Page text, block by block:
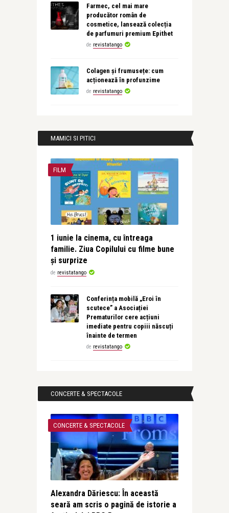
Farmec, cel mai mare
producător român de
cosmetice, lansează colecția
de parfumuri premium Epithet
de revistatango
Colagen și frumusețe: cum
acționează în profunzime
de revistatango
MAMICI SI PITICI
FILM
1 iunie la cinema, cu întreaga
familie. Ziua Copilului cu filme bune
și surprize
de revistatango
Conferința mobilă „Eroi în
scutece” a Asociației
Prematurilor cere acțiuni
imediate pentru copiii născuți
înainte de termen
de revistatango
CONCERTE & SPECTACOLE
CONCERTE & SPECTACOLE
Alexandra Dăriescu: În această
seară am scris o pagină de istorie a